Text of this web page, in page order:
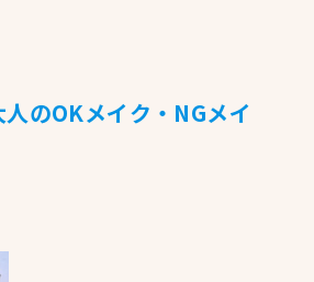
人のOKメイク・NGメイ